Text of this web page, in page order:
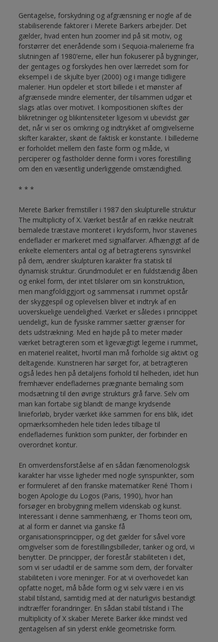
Gentagelse, forskydning og afgrænsning er nogle af de
stabiliserende faktorer i Merete Barkers arbejder. Det
gælder, hvad enten hun zoomer ind på sit motiv, og
forstørrer det enerådende som i Sequoia-malerierne fra
slutningen af 1980’erne, eller hun fokuserer på bygninger,
der gentages og forskydes hen over lærredet som for
eksempel i de skjulte byer (2000) og i mange tidligere
malerier. Hun opdeler et stort billede i et mønster af
afgrænsede mindre elementer, der tilsammen udgør et
slags atlas over motivet. I kompositionen skiftes der
blikretninger og blikintensiteter ligesom vi ubevidst gør
det, når vi ser os omkring og indtrykket af omgivelserne
skifter karakter, skønt de faktisk er konstante. I billederne
er forholdet mellem den faste form og måde, vi
perciperer og fastholder denne form i vores forestilling
om den en væsentlig underliggende omstændighed.
* * *
Merete Barker fremstiller i 1987 den skulpturelle struktur
The multiplicity of X. Værket består af en række neutralt
bemalede træstave monteret i krydsform, hvor stavenes
endeflader er markeret med signalfarver. Afhængigt af de
enkelte elementers antal og af betragterens synsvinkel
på dem, ændrer skulpturen karakter fra statisk til
dynamisk struktur. Grundmodulet er en fuldstændig åben
og enkel form, der intet tilslører om sin konstruktion,
men mangfoldiggjort og sammensat i rummet opstår
der skyggespil og oplevelsen bliver et indtryk af en
uoverskuelige uendelighed. Værket er således i princippet
uendeligt, kun de fysiske rammer sætter grænser for
dets udstrækning. Med en højde på to meter møder
værket betragteren som et ligevægtigt legeme i rummet,
en materiel realitet, hvortil man må forholde sig aktivt og
deltagende. Kunstneren har sørget for, at betragteren
også ledes hen på detaljens forhold til helheden, idet hun
fremhæver endefladernes prægnante bemaling som
modsætning til den øvrige strukturs grå farve. Selv om
man kan fortabe sig blandt de mange krydsende
linieforløb, bryder værket ikke sammen for ens blik, idet
opmærksomheden hele tiden ledes tilbage til
endefladernes funktion som punkter, der forbinder en
overordnet kontur.
En omverdensforståelse af en sådan fænomenologisk
karakter har visse ligheder med nogle synspunkter, som
er formuleret af den franske matematiker René Thom i
bogen Apologie du Logos (Paris, 1990), hvor han
forsøger en brobygning mellem videnskab og kunst.
Interessant i denne sammenhæng, er Thoms teori om,
at al form er dannet via ganske få
organisationsprincipper, og det gælder for såvel vore
omgivelser som de forestillingsbilleder, tanker og ord, vi
benytter. De principper, der forestår stabiliteten i det,
som vi ser udadtil er de samme som dem, der forvalter
stabiliteten i vore meninger. For at vi overhovedet kan
opfatte noget, må både form og vi selv være i en vis
stabil tilstand, samtidig med at der naturligvis bestandigt
indtræffer forandringer. En sådan stabil tilstand i The
multiplicity of X skaber Merete Barker ikke mindst ved
gentagelsen af sin yderst enkle geometriske form.